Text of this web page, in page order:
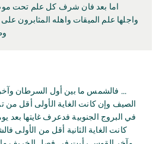
اما بعد فان شرف كل علم تحت
واجلها علم الميقات واهله المثابرون
... فالشمس ما بین أول السرطان
الصیف وإن کانت الغایة الأولی أقل
في البروج الجنوبیة فدعرف غایتها بعد
کانت الغایة الثانیة أقل من الأولی